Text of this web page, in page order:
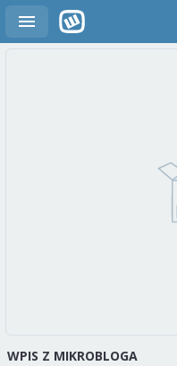
WPIS Z MIKROBLOGA